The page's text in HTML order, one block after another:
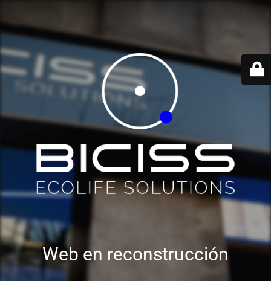
Web en reconstrucción